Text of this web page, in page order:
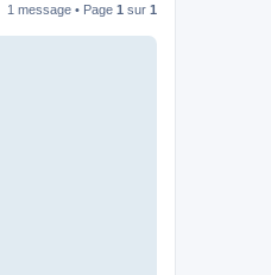
1 message • Page 1 sur 1